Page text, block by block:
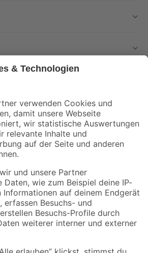
Angebote und Aktionen mehr verpassen!
Versandarten